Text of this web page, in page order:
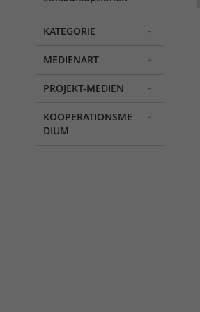
KATEGORIE
MEDIENART
PROJEKT-MEDIEN
KOOPERATIONSME
DIUM